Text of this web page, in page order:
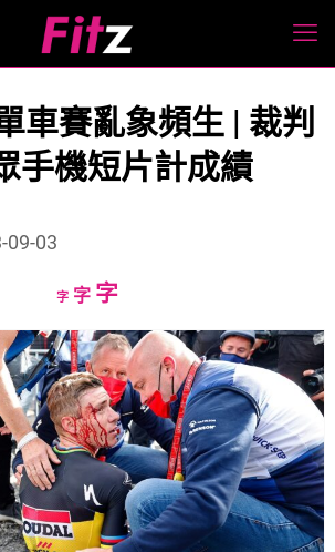
車賽亂象頻生 | 裁判
手機短片計成績
09-03
字Decrease
size.
字Reset
size.
字Increase
size.